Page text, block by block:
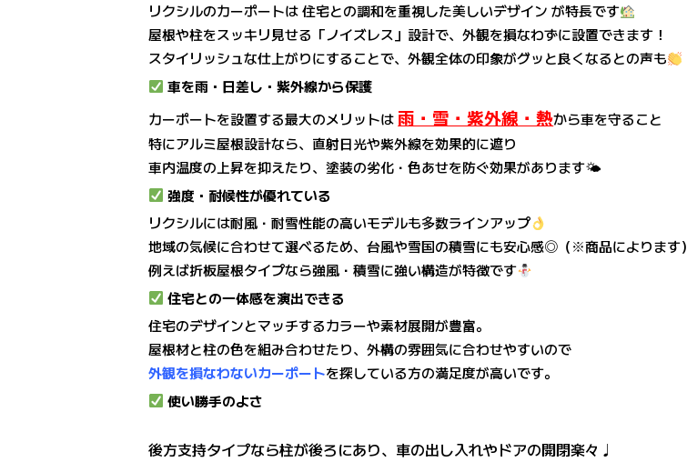
リクシルのカーポートは 住宅との調和を重視した美しいデザイン が特長です
屋根や柱をスッキリ見せる「ノイズレス」設計で、外観を損なわずに設置できます！
スタイリッシュな仕上がりにすることで、外観全体の印象がグッと良くなるとの声も
車を雨・日差し・紫外線から保護
カーポートを設置する最大のメリットは 雨・雪・紫外線・熱から車を守ること
特にアルミ屋根設計なら、直射日光や紫外線を効果的に遮り
車内温度の上昇を抑えたり、塗装の劣化・色あせを防ぐ効果があります🌤
強度・耐候性が優れている
リクシルには耐風・耐雪性能の高いモデルも多数ラインアップ
地域の気候に合わせて選べるため、台風や雪国の積雪にも安心感◎（※商品によります）
例えば折板屋根タイプなら強風・積雪に強い構造が特徴です
住宅との一体感を演出できる
住宅のデザインとマッチするカラーや素材展開が豊富。
屋根材と柱の色を組み合わせたり、外構の雰囲気に合わせやすいので
外観を損なわないカーポートを探している方の満足度が高いです。
使い勝手のよさ
後方支持タイプなら柱が後ろにあり、車の出し入れやドアの開閉楽々♩